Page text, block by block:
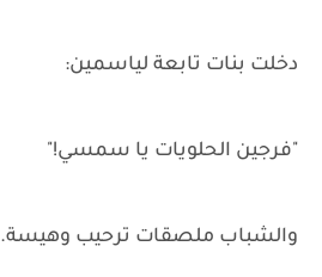
دخلت بنات تابعة لياسمين:
"فرجين الحلويات يا سمسي!"
والشباب ملصقات ترحيب وهيسة.